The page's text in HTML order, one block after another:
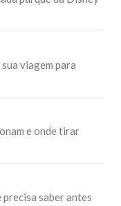
viagem para
e onde tirar
saber antes